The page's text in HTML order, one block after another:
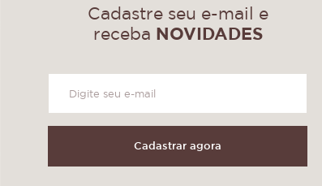
prático,
sem perder
solto, basta
garantindo
por
que une
estilo para
Cadastre seu e-mail e
receba NOVIDADES
Cadastrar agora